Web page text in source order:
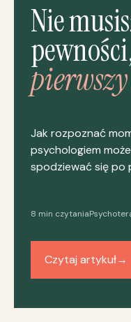
Nie
Jak rozpoznać
psychologiem
spodziewać się po
8 min czytania
Czytaj artykuł→